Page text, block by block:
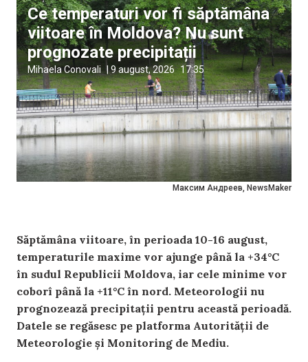
Максим Андреев, NewsMaker
Ce temperaturi vor fi săptămâna
viitoare în Moldova? Nu sunt
prognozate precipitații
Mihaela Conovali | 9 august, 2026 17:35
Săptămâna viitoare, în perioada 10-16 august,
temperaturile maxime vor ajunge până la +34°C
în sudul Republicii Moldova, iar cele minime vor
coborî până la +11°C în nord. Meteorologii nu
prognozează precipitații pentru această perioadă.
Datele se regăsesc pe platforma Autorității de
Meteorologie și Monitoring de Mediu.